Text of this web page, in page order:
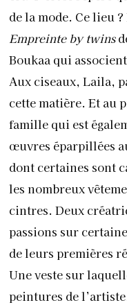
de la mode. Ce lieu
Empreinte by twins
Boukaa qui
Aux ciseaux, Laila,
cette matière. Et au
famille qui est
œuvres éparpillées
dont certaines sont
les nombreux
cintres. Deux
passions sur
de leurs premières
Une veste sur
peintures de